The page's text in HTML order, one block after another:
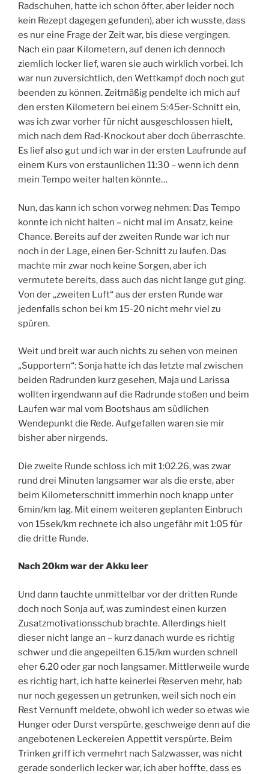
Radschuhen, hatte ich schon öfter, aber leider noch
kein Rezept dagegen gefunden), aber ich wusste, dass
es nur eine Frage der Zeit war, bis diese vergingen.
Nach ein paar Kilometern, auf denen ich dennoch
ziemlich locker lief, waren sie auch wirklich vorbei. Ich
war nun zuversichtlich, den Wettkampf doch noch gut
beenden zu können. Zeitmäßig pendelte ich mich auf
den ersten Kilometern bei einem 5:45er-Schnitt ein,
was ich zwar vorher für nicht ausgeschlossen hielt,
mich nach dem Rad-Knockout aber doch überraschte.
Es lief also gut und ich war in der ersten Laufrunde auf
einem Kurs von erstaunlichen 11:30 – wenn ich denn
mein Tempo weiter halten könnte…
Nun, das kann ich schon vorweg nehmen: Das Tempo
konnte ich nicht halten – nicht mal im Ansatz, keine
Chance. Bereits auf der zweiten Runde war ich nur
noch in der Lage, einen 6er-Schnitt zu laufen. Das
machte mir zwar noch keine Sorgen, aber ich
vermutete bereits, dass auch das nicht lange gut ging.
Von der „zweiten Luft“ aus der ersten Runde war
jedenfalls schon bei km 15-20 nicht mehr viel zu
spüren.
Weit und breit war auch nichts zu sehen von meinen
„Supportern“: Sonja hatte ich das letzte mal zwischen
beiden Radrunden kurz gesehen, Maja und Larissa
wollten irgendwann auf die Radrunde stoßen und beim
Laufen war mal vom Bootshaus am südlichen
Wendepunkt die Rede. Aufgefallen waren sie mir
bisher aber nirgends.
Die zweite Runde schloss ich mit 1:02.26, was zwar
rund drei Minuten langsamer war als die erste, aber
beim Kilometerschnitt immerhin noch knapp unter
6min/km lag. Mit einem weiteren geplanten Einbruch
von 15sek/km rechnete ich also ungefähr mit 1:05 für
die dritte Runde.
Nach 20km war derAkku leer
Und dann tauchte unmittelbar vor der dritten Runde
doch noch Sonja auf, was zumindest einen kurzen
Zusatzmotivationsschub brachte. Allerdings hielt
dieser nicht lange an – kurz danach wurde es richtig
schwer und die angepeilten 6.15/km wurden schnell
eher 6.20 oder gar noch langsamer. Mittlerweile wurde
es richtig hart, ich hatte keinerlei Reserven mehr, hab
nur noch gegessen un getrunken, weil sich noch ein
Rest Vernunft meldete, obwohl ich weder so etwas wie
Hunger oder Durst verspürte, geschweige denn auf die
angebotenen Leckereien Appettit verspürte. Beim
Trinken griff ich vermehrt nach Salzwasser, was nicht
gerade sonderlich lecker war, ich aber hoffte, dass es